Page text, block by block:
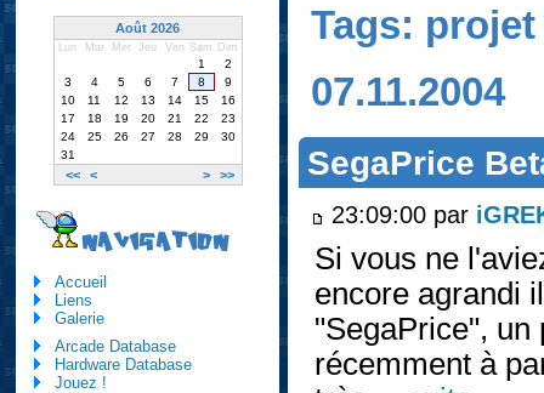
Tags: projet
07.11.2004
SegaPrice
23:09:00 par
Si vous ne
encore agrandi
"SegaPrice", un
récemment à
Août 2026
Lun Mar Mer Jeu Ven Sam Dim
<< < > >>
1
2
3
4 5 6 7 8
9
10
11 12 13 14 15
16
17
18 19 20 21 22
23
24
25 26 27 28 29
30
31
NAVIGATION
Accueil
Liens
Galerie
Arcade Database
Hardware Database
Jouez !